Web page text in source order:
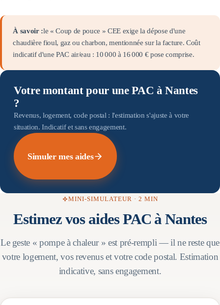
À savoir :le « Coup de pouce » CEE exige la dépose d'une
chaudière fioul, gaz ou charbon, mentionnée sur la facture. Coût
indicatif d'une PAC air/eau : 10 000 à 16 000 € pose comprise.
Votre montant pour une PAC à Nantes
?
Revenus, logement, code postal : l'estimation s'ajuste à votre
situation. Indicatif et sans engagement.
Simuler mes aides
MINI-SIMULATEUR · 2 MIN
Estimez vos aides PAC àNantes
Le geste « pompe à chaleur » est pré-rempli — il ne reste que
votre logement, vos revenus et votre code postal. Estimation
indicative, sans engagement.